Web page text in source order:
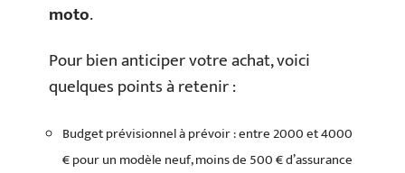
moto.
Pour bien anticiper votre achat, voici
quelques points à retenir :
Budget prévisionnel à prévoir : entre 2000 et 4000
€ pour un modèle neuf, moins de 500 € d’assurance